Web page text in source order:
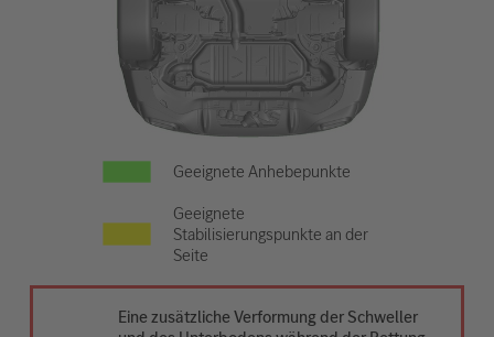
Geeignete Anhebepunkte
Geeignete
Stabilisierungspunkte an der
Seite
Eine zusätzliche Verformung der Schweller